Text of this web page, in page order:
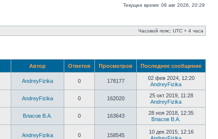
Текущее время: 08 авг 2026, 20:29
Часовой пояс: UTC + 4 часа
Автор Ответов Просмотров Последнее сообщение
AndreyFizika 0 178177
02 фев 2024, 12:20
AndreyFizika
AndreyFizika 0 162020
25 окт 2019, 11:28
AndreyFizika
Власов В.А. 0 163643
28 ноя 2018, 12:35
Власов В.А.
AndreyFizika 0 158545
10 дек 2015, 12:16